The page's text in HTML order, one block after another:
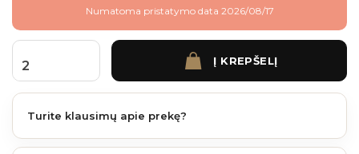
Numatoma pristatymo data 2026/08/17
produkto kiekis: Fiberdeck Vintage užbaigimo lenta 138 mm plotis 3 m. Venge
Į KREPŠELĮ
Turite klausimų apie prekę?